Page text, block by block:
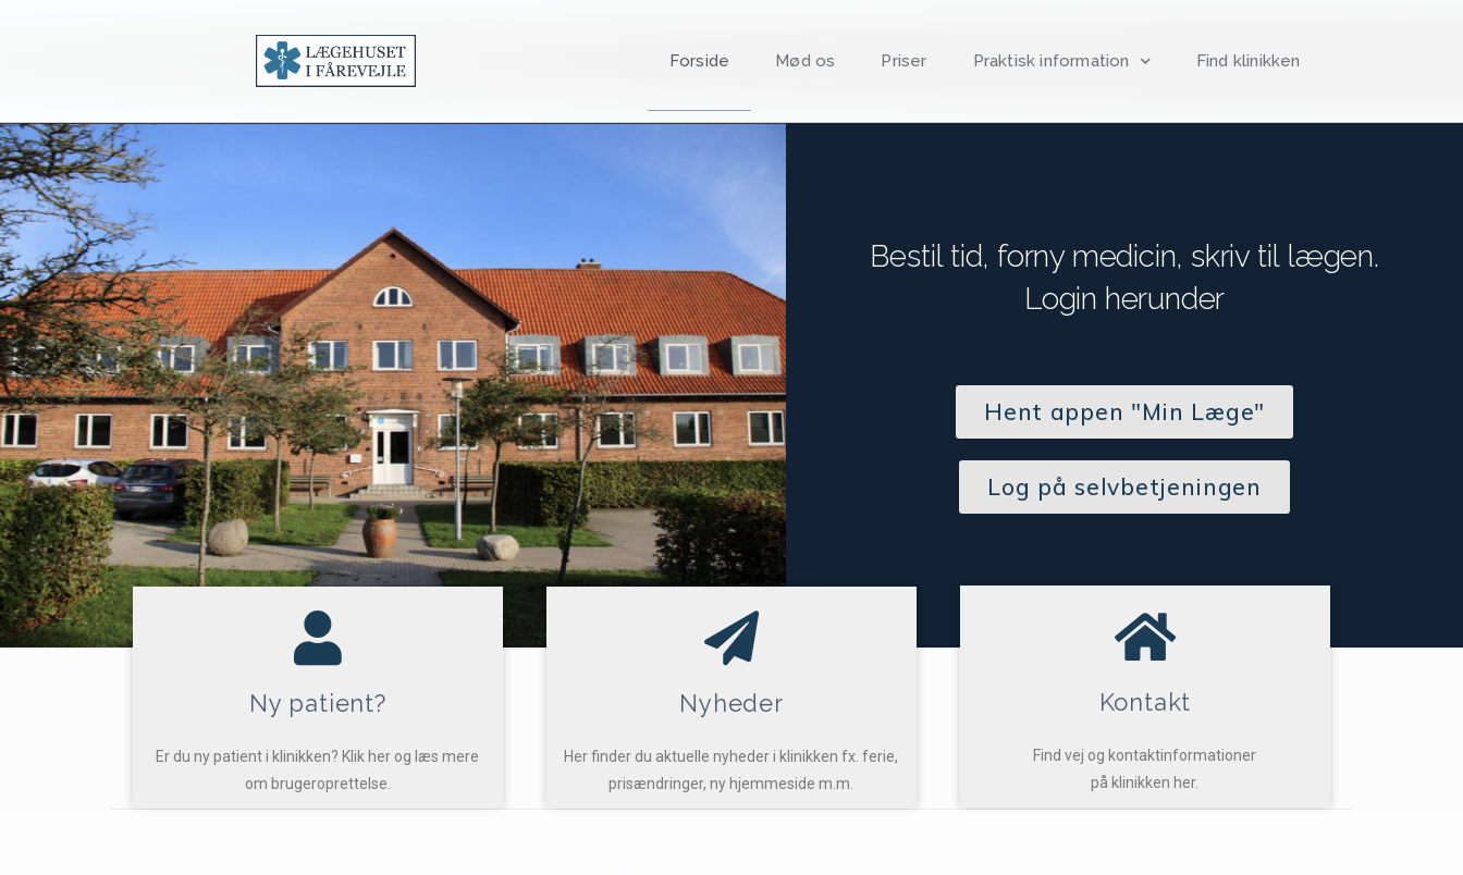
Forside Mød os Priser Praktisk information Find klinikken
Bestil tid, forny medicin, skriv til lægen.
Login herunder
Hent appen "Min Læge"
Log på selvbetjeningen
Ny patient?
Er du ny patient i klinikken? Klik her og læs mere
om brugeroprettelse.
Nyheder
Her finder du aktuelle nyheder i klinikken fx. ferie,
prisændringer, ny hjemmeside m.m.
Kontakt
Find vej og kontaktinformationer
på klinikken her.